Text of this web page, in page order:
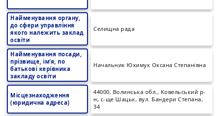
Найменування органу,
до сфери управління
якого належить заклад
освіти
Селищна рада
Найменування посади,
прізвище, ім’я, по
батькові керівника
закладу освіти
Начальник Юхимук Оксана Степанівна
Місцезнаходження
(юридична адреса)
44000, Волинська обл., Ковельський р-
н, с-ще Шацьк, вул. Бандери Степана,
34